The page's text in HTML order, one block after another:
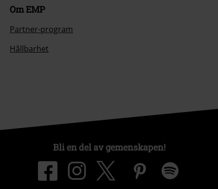
Om EMP
Partner-program
Hållbarhet
Bli en del av gemenskapen!